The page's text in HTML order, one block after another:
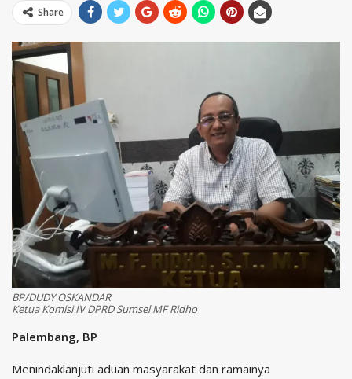
Share
BP/DUDY OSKANDAR
Ketua Komisi IV DPRD Sumsel MF Ridho
Palembang, BP
Menindaklanjuti aduan masyarakat dan ramainya